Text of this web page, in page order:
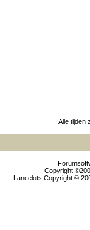
Alle tijden
Copyright
Lancelots Copyright ©